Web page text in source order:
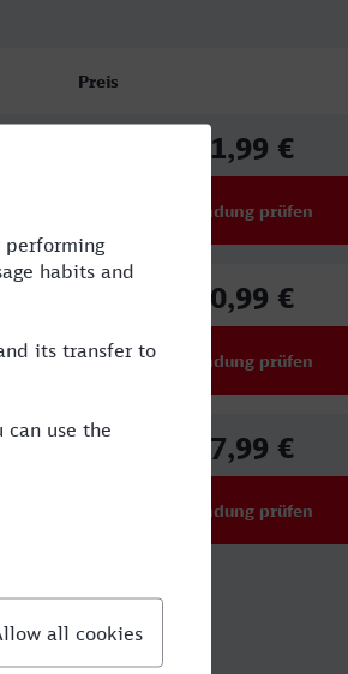
Preis
61,99 €
Verbindung prüfen
50,99 €
Verbindung prüfen
27,99 €
Verbindung prüfen